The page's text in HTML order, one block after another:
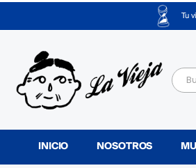
Tu
INICIO NOSOTROS